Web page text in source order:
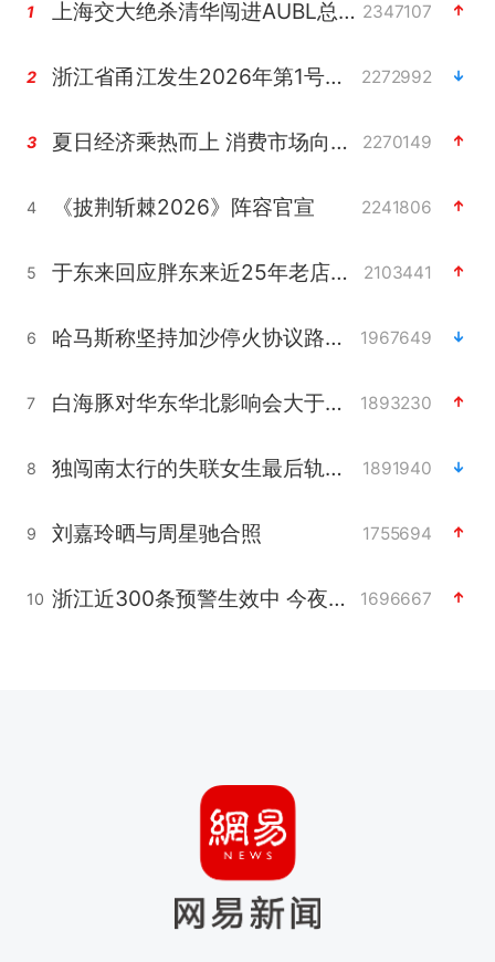
1 上海交大绝杀清华闯进AUBL总决赛 2347107
2 浙江省甬江发生2026年第1号洪水 2272992
3 夏日经济乘热而上 消费市场向新而行 2270149
4 《披荆斩棘2026》阵容官宣 2241806
5 于东来回应胖东来近25年老店年底关闭 2103441
6 哈马斯称坚持加沙停火协议路线图 1967649
7 白海豚对华东华北影响会大于巴威 1893230
8 独闯南太行的失联女生最后轨迹已确认 1891940
9 刘嘉玲晒与周星驰合照 1755694
10 浙江近300条预警生效中 今夜大部暴雨 1696667